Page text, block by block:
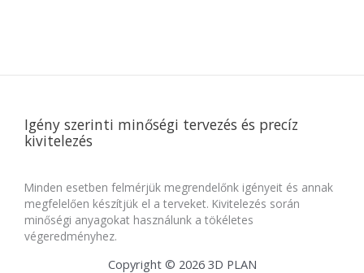
Igény szerinti minőségi tervezés és precíz
kivitelezés
Minden esetben felmérjük megrendelőnk igényeit és annak
megfelelően készítjük el a terveket. Kivitelezés során
minőségi anyagokat használunk a tökéletes
végeredményhez.
Copyright © 2026 3D PLAN